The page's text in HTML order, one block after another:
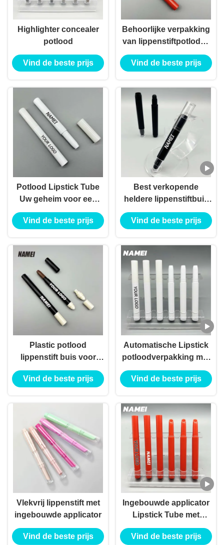
Highlighter concealer
potlood
Vind de beste prijs
Behoorlijke verpakking
van lippenstiftpotloden
voor vlekbestendig en
langdurig dragen
Vind de beste prijs
Potlood Lipstick Tube
Uw geheim voor een
professionele en
gepolijste lip look
Vind de beste prijs
Best verkopende
heldere lippenstiftbuis
Zwarte kleurrijke
lippenstiftverpakking
Vind de beste prijs
Plastic potlood
lippenstift buis voor
langdurige toepassing
Vind de beste prijs
Automatische Lipstick
potloodverpakking met
potloodvorm en
vlekbestendige
Lipstickbuizen
Vind de beste prijs
Vlekvrij lippenstift met
ingebouwde applicator
Vind de beste prijs
Ingebouwde applicator
Lipstick Tube met
standaardcapaciteit
Vind de beste prijs